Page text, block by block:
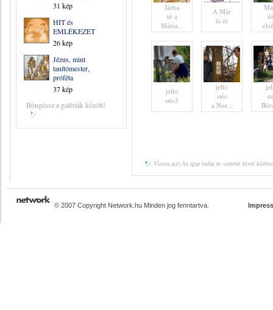
31 kép
HIT és
EMLÉKEZET
26 kép
Jézus, mint
tanítómester,
próféta
37 kép
Böngéssz a galériák között!
Járha
tó a
Mária...
A Már
ia út
jelfe
stés3
jelfe
stés
a Nor...
Vissza a(z) Az igaz tudás és szeretet hívei
© 2007 Copyright Network.hu Minden jog fenntartva.